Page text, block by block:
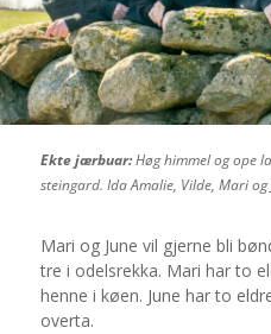
Ekte jærbuar:Høg himmel og ope
steingard. Ida Amalie, Vilde, Mari
Mari og June vil gjerne bli
tre i odelsrekka. Mari har to
henne i køen. June har to
overta.